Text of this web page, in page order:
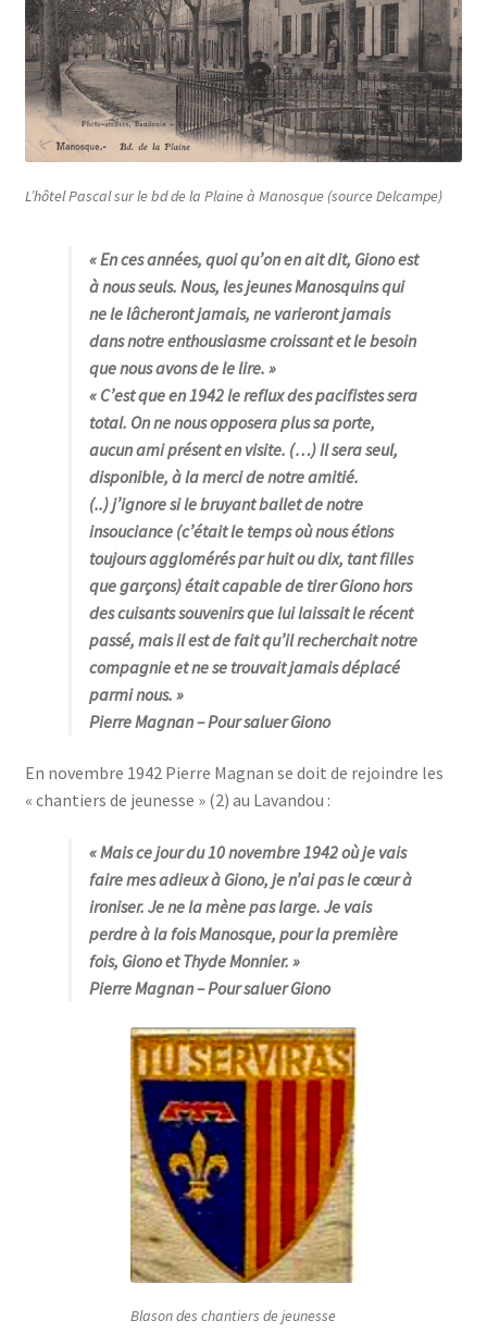
L’hôtel Pascal sur le bd de la Plaine à Manosque (source Delcampe)
« En ces années, quoi qu’on en ait dit, Giono est
à nous seuls. Nous, les jeunes Manosquins qui
ne le lâcheront jamais, ne varieront jamais
dans notre enthousiasme croissant et le besoin
que nous avons de le lire. »
« C’est que en 1942 le reflux des pacifistes sera
total. On ne nous opposera plus sa porte,
aucun ami présent en visite. (…) Il sera seul,
disponible, à la merci de notre amitié.
(..) j’ignore si le bruyant ballet de notre
insouciance (c’était le temps où nous étions
toujours agglomérés par huit ou dix, tant filles
que garçons) était capable de tirer Giono hors
des cuisants souvenirs que lui laissait le récent
passé, mais il est de fait qu’il recherchait notre
compagnie et ne se trouvait jamais déplacé
parmi nous. »
Pierre Magnan– Pour saluer Giono
En novembre 1942 Pierre Magnan se doit de rejoindre les
« chantiers de jeunesse » (2) au Lavandou :
« Mais ce jour du 10 novembre 1942 où je vais
faire mes adieux à Giono, je n’ai pas le cœur à
ironiser. Je ne la mène pas large. Je vais
perdre à la fois Manosque, pour la première
fois, Giono et Thyde Monnier. »
Pierre Magnan– Pour saluer Giono
Blason des chantiers de jeunesse